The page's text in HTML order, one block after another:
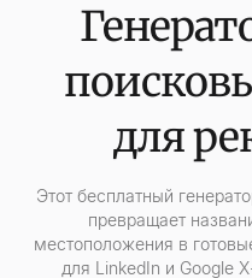
для
Этот бесплатный
превращает
местоположения в
для LinkedIn и Google